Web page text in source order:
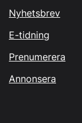
Nyhetsbrev
E-tidning
Prenumerera
Annonsera